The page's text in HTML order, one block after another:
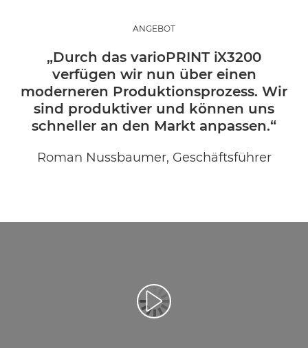
ANGEBOT
„Durch das varioPRINT iX3200
verfügen wir nun über einen
moderneren Produktionsprozess. Wir
sind produktiver und können uns
schneller an den Markt anpassen.“
Roman Nussbaumer, Geschäftsführer
Video abspielen